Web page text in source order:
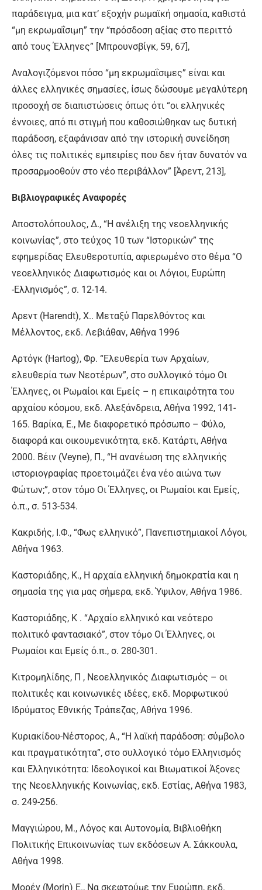
παράδειγμα, μια κατ’ εξοχήν ρωμαϊκή σημασία, καθιστά
“μη εκρωμαΐσιμη” την “πρόσδοση αξίας στο περιττό
από τους Έλληνες” [Μπρουνσβίγκ, 59, 67],
Αναλογιζόμενοι πόσο “μη εκρωμαΐσιμες” είναι και
άλλες ελληνικές σημασίες, ίσως δώσουμε μεγαλύτερη
προσοχή σε διαπιστώσεις όπως ότι “οι ελληνικές
έννοιες, από πι στιγμή που καθοσιώθηκαν ως δυτική
παράδοση, εξαφάνισαν από την ιστορική συνείδηση
όλες τις πολιτικές εμπειρίες που δεν ήταν δυνατόν να
προσαρμοοθούν στο νέο περιβάλλον” [Άρεντ, 213],
Βιβλιογραφικές Αναφορές
Αποστολόπουλος, Δ., “Η ανέλιξη της νεοελληνικής
κοινωνίας”, στο τεύχος 10 των “Ιστορικών” της
εφημερίδας Ελευθεροτυπία, αφιερωμένο στο θέμα “Ο
νεοελληνικός Διαφωτισμός και οι Λόγιοι, Ευρώπη
-Ελληνισμός”, σ. 12-14.
Αρεντ (Harendt), Χ.. Μεταξύ Παρελθόντος και
Μέλλοντος, εκδ. Λεβιάθαν, Αθήνα 1996
Αρτόγκ (Hartog), Φρ. “Ελευθερία των Αρχαίων,
ελευθερία των Νεοτέρων”, στο συλλογικό τόμο Οι
Έλληνες, οι Ρωμαίοι και Εμείς – η επικαιρότητα του
αρχαίου κόσμου, εκδ. Αλεξάνδρεια, Αθήνα 1992, 141-
165. Βαρίκα, Ε., Με διαφορετικό πρόσωπο – Φύλο,
διαφορά και οικουμενικότητα, εκδ. Κατάρτι, Αθήνα
2000. Βέιν (Veyne), Π., “Η ανανέωση της ελληνικής
ιστοριογραφίας προετοιμάζει ένα νέο αιώνα των
Φώτων;”, στον τόμο Οι Έλληνες, οι Ρωμαίοι και Εμείς,
ό.π., σ. 513-534.
Κακριδής, Ι.Φ., “Φως ελληνικό”, Πανεπιστημιακοί Λόγοι,
Αθήνα 1963.
Καστοριάδης, Κ., Η αρχαία ελληνική δημοκρατία και η
σημασία της για μας σήμερα, εκδ. Ύψιλον, Αθήνα 1986.
Καστοριάδης, Κ . “Αρχαίο ελληνικό και νεότερο
πολιτικό φαντασιακό”, στον τόμο Οι Έλληνες, οι
Ρωμαίοι και Εμείς ό.π., σ. 280-301.
Κιτρομηλίδης, Π , Νεοελληνικός Διαφωτισμός – οι
πολιτικές και κοινωνικές ιδέες, εκδ. Μορφωτικού
Ιδρύματος Εθνικής Τράπεζας, Αθήνα 1996.
Κυριακίδου-Νέστορος, Α., “Η λαϊκή παράδοση: σύμβολο
και πραγματικότητα”, στο συλλογικό τόμο Ελληνισμός
και Ελληνικότητα: Ιδεολογικοί και Βιωματικοί Άξονες
της Νεοελληνικής Κοινωνίας, εκδ. Εστίας, Αθήνα 1983,
σ. 249-256.
Μαγγιώρου, Μ., Λόγος και Αυτονομία, Βιβλιοθήκη
Πολιτικής Επικοινωνίας των εκδόσεων Α. Σάκκουλα,
Αθήνα 1998.
Μορέν (Morin) Ε., Να σκεφτούμε την Ευρώπη, εκδ.